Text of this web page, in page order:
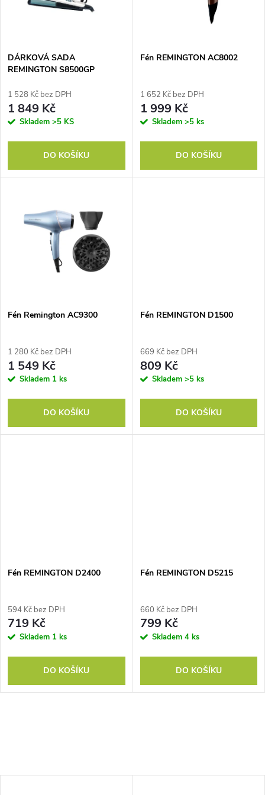
p
r
o
u
s
p
r
o
d
DÁRKOVÁ SADA
REMINGTON S8500GP
1 528 Kč bez DPH
1 849 Kč
Skladem >5 KS
DO KOŠÍKU
Fén REMINGTON AC8002
1 652 Kč bez DPH
1 999 Kč
Skladem >5 ks
DO KOŠÍKU
Fén Remington AC9300
1 280 Kč bez DPH
1 549 Kč
Skladem 1 ks
DO KOŠÍKU
Fén REMINGTON D1500
669 Kč bez DPH
809 Kč
Skladem >5 ks
DO KOŠÍKU
Fén REMINGTON D2400
594 Kč bez DPH
719 Kč
Skladem 1 ks
DO KOŠÍKU
Fén REMINGTON D5215
660 Kč bez DPH
799 Kč
Skladem 4 ks
DO KOŠÍKU